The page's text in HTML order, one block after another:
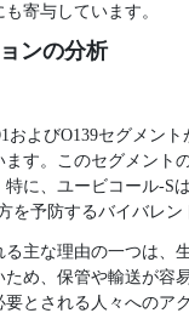
寄与しています。
ンの分析
およびO139セグメン
す。このセグメント
に、ユービコール-S
を予防するバイバレ
主な理由の一つは、
め、保管や輸送が容
とされる人々へのア